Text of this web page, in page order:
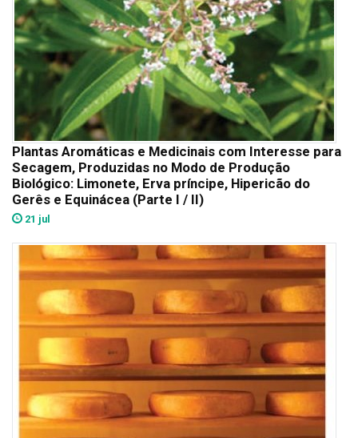
Plantas Aromáticas e Medicinais com Interesse para
Secagem, Produzidas no Modo de Produção
Biológico: Limonete, Erva príncipe, Hipericão do
Gerês e Equinácea (Parte I / II)
21 jul